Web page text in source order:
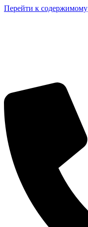
Перейти к содержимому